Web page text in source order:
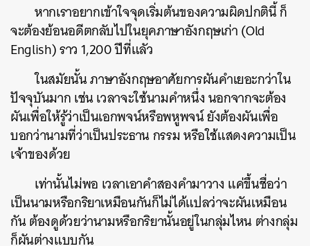
หากเราอยากเข้าใจจุดเริ่มต้นของความผิดปกตินี้ ก็
จะต้องย้อนอดีตกลับไปในยุคภาษาอังกฤษเก่า (Old
English) ราว 1,200 ปีที่แลัว
ในสมัยนั้น ภาษาอังกฤษอาศัยการผันคำเยอะกว่าใน
ปัจจุบันมาก เช่น เวลาจะใช้นามคำหนึ่ง นอกจากจะต้อง
ผันเพื่อให้รู้ว่าเป็นเอกพจน์หรือพหูพจน์ ยังต้องผันเพื่อ
บอกว่านามที่ว่าเป็นประธาน กรรม หรือใช้แสดงความเป็น
เจ้าของด้วย
เท่านั้นไม่พอ เวลาเอาคำสองคำมาวาง แค่ขึ้นชื่อว่า
เป็นนามหรือกริยาเหมือนกันก็ไม่ได้แปลว่าจะผันเหมือน
กัน ต้องดูด้วยว่านามหรือกริยานั้นอยู่ในกลุ่มไหน ต่างกลุ่ม
ก็ผันต่างแบบกัน